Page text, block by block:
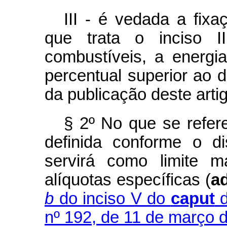
III - é vedada a
que trata o inciso
combustíveis, a
percentual superior ao
da publicação deste
§ 2º No que se
definida conforme o
servirá como limite
alíquotas específicas (
b do inciso V do caput
nº 192, de 11 de março